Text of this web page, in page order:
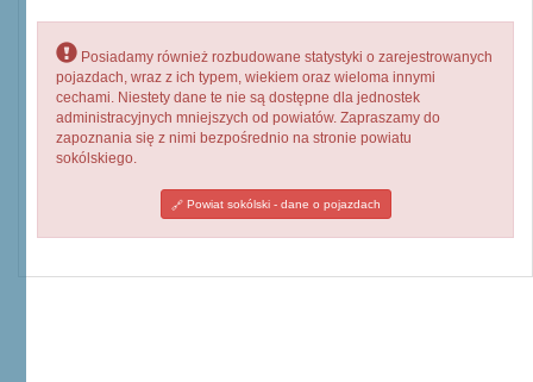
Posiadamy również rozbudowane statystyki o zarejestrowanych
pojazdach, wraz z ich typem, wiekiem oraz wieloma innymi
cechami. Niestety dane te nie są dostępne dla jednostek
administracyjnych mniejszych od powiatów. Zapraszamy do
zapoznania się z nimi bezpośrednio na stronie powiatu
sokólskiego.
Powiat sokólski - dane o pojazdach